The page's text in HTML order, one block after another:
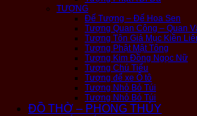
TƯỢNG
Đế Tượng – Đế Hoa Sen
Tượng Quan Công – Quan
Tượng Tôn Giả Mục Kiền
Tượng Phật Mật Tông
Tượng Kim Đồng Ngọc Nữ
Tượng Chú Tiểu
Tượng để xe Ô tô
Tượng Nhỏ Bỏ Túi
Tượng Nhỏ Bỏ Túi
ĐỒ THỜ – PHONG THỦY